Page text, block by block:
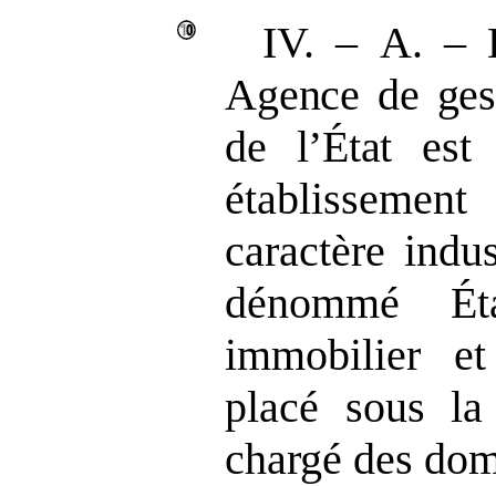
IV. – A. –
Agence de
de l’État est
caractère
dénommé
immobilier
placé sous
chargé des